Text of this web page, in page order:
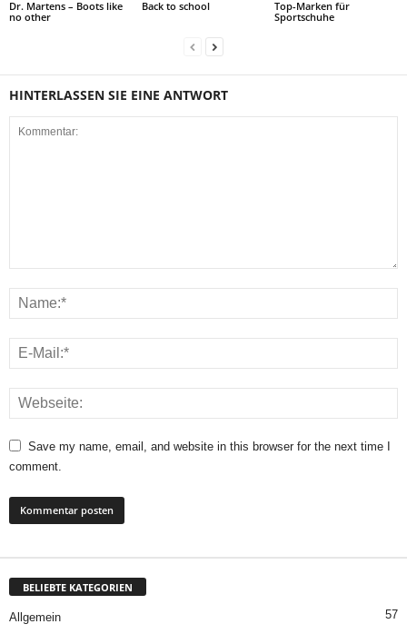
Dr. Martens – Boots like
no other
Back to school
Top-Marken für
Sportschuhe
HINTERLASSEN SIE EINE ANTWORT
Save my name, email, and website in this browser for the next time I
comment.
BELIEBTE KATEGORIEN
Allgemein 57